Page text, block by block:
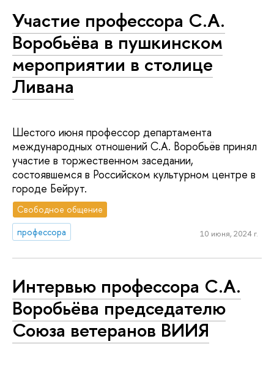
Участие профессора С.А.
Воробьёва в пушкинском
мероприятии в столице
Ливана
Шестого июня профессор департамента
международных отношений С.А. Воробьёв принял
участие в торжественном заседании,
состоявшемся в Российском культурном центре в
городе Бейрут.
Свободное общение
профессора
10 июня, 2024 г.
Интервью профессора С.А.
Воробьёва председателю
Союза ветеранов ВИИЯ